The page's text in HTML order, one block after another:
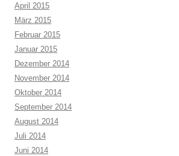
April 2015
März 2015
Februar 2015
Januar 2015
Dezember 2014
November 2014
Oktober 2014
September 2014
August 2014
Juli 2014
Juni 2014